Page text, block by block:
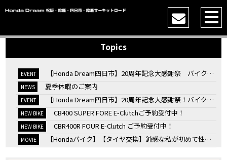
Topics
EVENT 【Honda Dream四日市】20周年記念大感謝祭 バイク女子トークショー
NEWS 夏季休暇のご案内
EVENT 【Honda Dream四日市】20周年記念大感謝祭！バイク女子トークショー
NEW BIKE CB400 SUPER FORE E-Clutchご予約受付中！
NEW BIKE CBR400R FOUR E-Clutch ご予約受付中！
MOVIE 【Hondaバイク】【タイヤ交換】鈍感な私が初めて性能を実感した【三重県】【Honda DREAM】